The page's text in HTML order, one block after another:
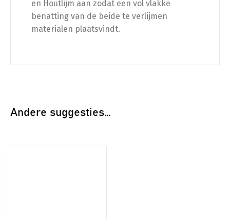
en Houtlijm aan zodat een vol vlakke
benatting van de beide te verlijmen
materialen plaatsvindt.
Andere suggesties…